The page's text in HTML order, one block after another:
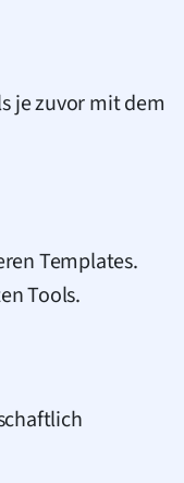
je zuvor mit dem
Templates.
Tools.